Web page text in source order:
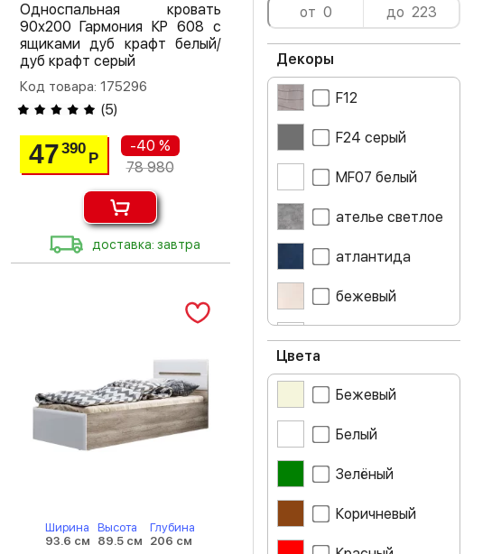
Односпальная кровать
90х200 Гармония КР 608 с
ящиками дуб крафт белый/
дуб крафт серый
Код товара: 175296
(5)
47390
Р
-40 %
78 980
доставка: завтра
Ширина
93.6 см
Высота
89.5 см
Глубина
206 см
Декоры
F12
F24 серый
MF07 белый
ателье светлое
атлантида
бежевый
белый глянец
Цвета
Бежевый
Белый
Зелёный
Коричневый